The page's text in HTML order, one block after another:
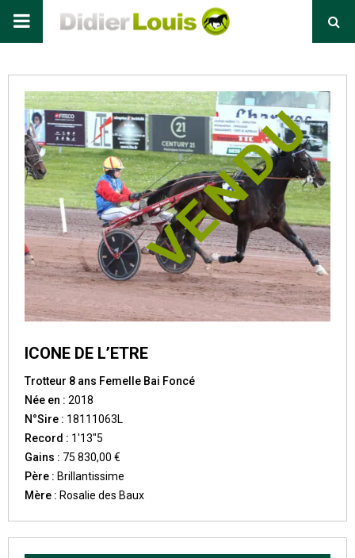
Primary
ICONE DE L’ETRE
Trotteur 8 ans Femelle Bai Foncé
Née en : 2018
N°Sire : 18111063L
Record : 1'13"5
Gains : 75 830,00 €
Père : Brillantissime
Mère : Rosalie des Baux